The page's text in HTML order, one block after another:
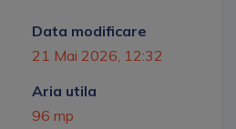
Data modificare
21 Mai 2026, 12:32
Aria utila
96 mp